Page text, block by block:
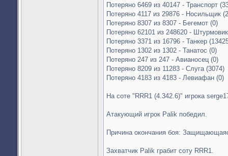
Потеряно 6469 из 40147 - Транспорт
Потеряно 4117 из 29876 - Носильщик
Потеряно 8307 из 8307 - Бегемот (0)
Потеряно 62101 из 248620 -
Потеряно 3371 из 16796 - Танкер
Потеряно 1302 из 1302 - Танатос (0)
Потеряно 247 из 247 - Авианосец (0)
Потеряно 8209 из 11283 - Слуга (3074)
Потеряно 4183 из 4183 - Левиафан (0)
На соте "RRR1 (4.342.6)" игрока
Атакующий игрок Palik победил.
Причина окончания боя:
Захватчик Palik грабит соту RRR1.